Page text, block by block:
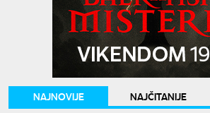
NAJNOVIJE NAJČITANIJE